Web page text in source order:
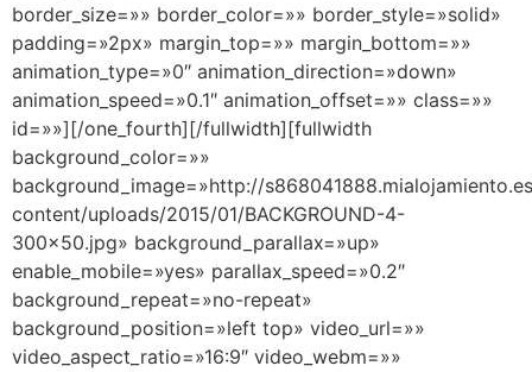
border_size=»» border_color=»» border_style=»solid»
padding=»2px» margin_top=»» margin_bottom=»»
animation_type=»0″ animation_direction=»down»
animation_speed=»0.1″ animation_offset=»» class=»»
id=»»][/one_fourth][/fullwidth][fullwidth
background_color=»»
background_image=»http://
content/uploads/2015/01/BACKGROUND-4-
300×50.jpg» background_parallax=»up»
enable_mobile=»yes» parallax_speed=»0.2″
background_repeat=»no-repeat»
background_position=»left top» video_url=»»
video_aspect_ratio=»16:9″ video_webm=»»